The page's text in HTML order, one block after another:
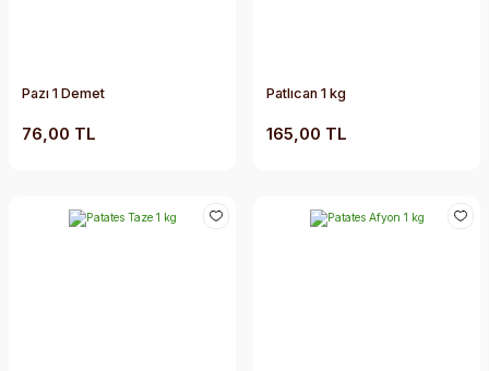
Pazı 1 Demet
76,00 TL
Patlıcan 1 kg
165,00 TL